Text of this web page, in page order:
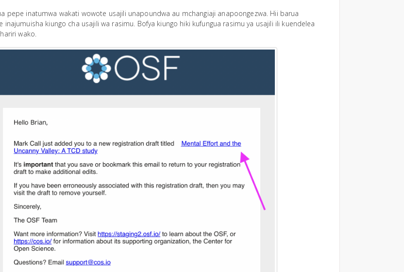
pepe inatumwa wakati wowote usajili unapoundwa au mchangiaji anapoongezwa. Hii barua
inajumuisha kiungo cha usajili wa rasimu. Bofya kiungo hiki kufungua rasimu ya usajili ili kuendelea
wako.